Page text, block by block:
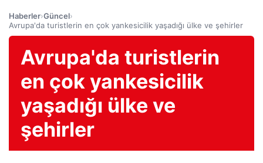
Haberler›Güncel›
Avrupa'da turistlerin en çok yankesicilik yaşadığı ülke ve şehirler
Avrupa'da turistlerin
en çok yankesicilik
yaşadığı ülke ve
şehirler